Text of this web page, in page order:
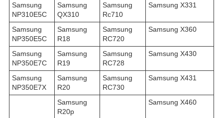
Samsung
NP310E5C
Samsung
QX310
Samsung
Rc710
Samsung X331
Samsung
NP350E5C
Samsung
R18
Samsung
RC720
Samsung X360
Samsung
NP350E7C
Samsung
R19
Samsung
RC728
Samsung X430
Samsung
NP350E7X
Samsung
R20
Samsung
RC730
Samsung X431
Samsung
R20p
Samsung X460